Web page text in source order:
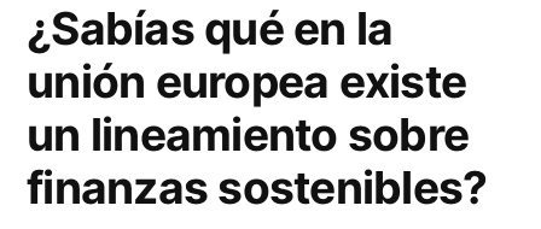
¿Sabías qué en la
unión europea existe
un lineamiento sobre
finanzas sostenibles?